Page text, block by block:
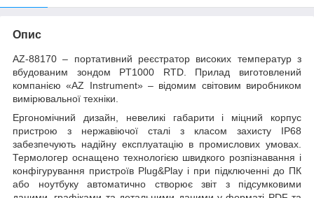
Опис
AZ-88170 – портативний реєстратор високих температур з
вбудованим зондом PT1000 RTD. Прилад виготовлений
компанією «AZ Instrument» – відомим світовим виробником
вимірювальної техніки.
Ергономічний дизайн, невеликі габарити і міцний корпус
пристрою з нержавіючої сталі з класом захисту IP68
забезпечують надійну експлуатацію в промислових умовах.
Термологер оснащено технологією швидкого розпізнавання і
конфігурування пристроїв Plug&Play і при підключенні до ПК
або ноутбуку автоматично створює звіт з підсумковими